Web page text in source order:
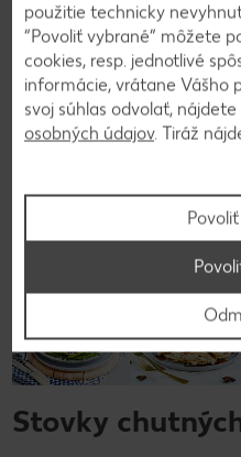
Späť na prehľad
Stovky
použitie technicky
“Povoliť vybrané” môžete
cookies, resp. jednotlivé
informácie, vrátane Vášho
svoj súhlas odvolať,
osobných údajov. Tiráž